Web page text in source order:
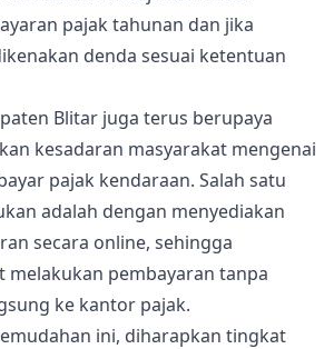
pajak tahunan dan jika
denda sesuai ketentuan
Blitar juga terus berupaya
kesadaran masyarakat mengenai
pajak kendaraan. Salah satu
adalah dengan menyediakan
secara online, sehingga
melakukan pembayaran tanpa
ke kantor pajak.
ini, diharapkan tingkat